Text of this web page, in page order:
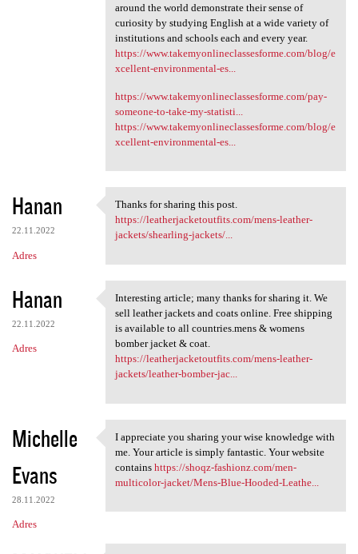
around the world demonstrate their sense of
curiosity by studying English at a wide variety of
institutions and schools each and every year.
https://www.takemyonlineclassesforme.com/blog/e
xcellent-environmental-es...
https://www.takemyonlineclassesforme.com/pay-
someone-to-take-my-statisti...
https://www.takemyonlineclassesforme.com/blog/e
xcellent-environmental-es...
Hanan
22.11.2022
Adres
Thanks for sharing this post.
Thanks for sharing this post.
https://leatherjacketoutfits.com/mens-leather-
jackets/shearling-jackets/...
Hanan
22.11.2022
Adres
Interesting article; many
Interesting article; many thanks for sharing it. We
sell leather jackets and coats online. Free shipping
is available to all countries.mens & womens
bomber jacket & coat.
https://leatherjacketoutfits.com/mens-leather-
jackets/leather-bomber-jac...
Michelle
Evans
28.11.2022
Adres
I appreciate you sharing your
I appreciate you sharing your wise knowledge with
me. Your article is simply fantastic. Your website
contains https://shoqz-fashionz.com/men-
multicolor-jacket/Mens-Blue-Hooded-Leathe...